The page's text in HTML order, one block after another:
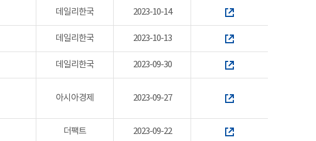
데일리한국 2023-10-14
데일리한국 2023-10-13
데일리한국 2023-09-30
아시아경제 2023-09-27
더팩트 2023-09-22